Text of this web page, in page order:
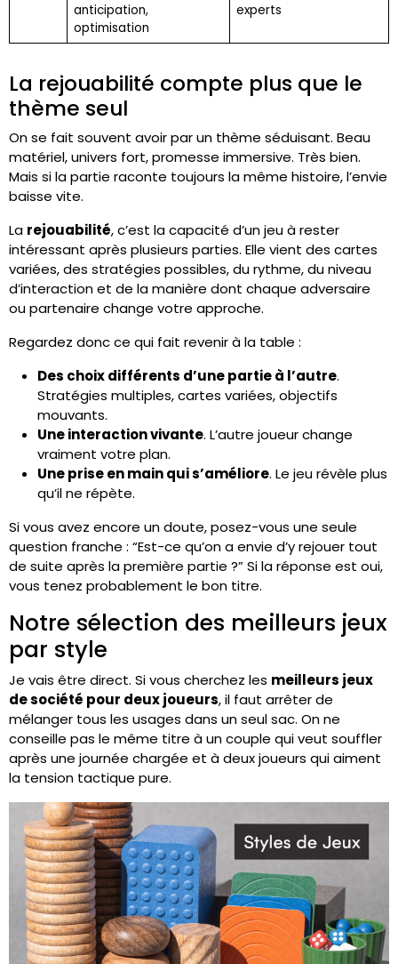
anticipation,
optimisation
experts
La rejouabilité compte plus que le
thème seul
On se fait souvent avoir par un thème séduisant. Beau
matériel, univers fort, promesse immersive. Très bien.
Mais si la partie raconte toujours la même histoire, l’envie
baisse vite.
La rejouabilité, c’est la capacité d’un jeu à rester
intéressant après plusieurs parties. Elle vient des cartes
variées, des stratégies possibles, du rythme, du niveau
d’interaction et de la manière dont chaque adversaire
ou partenaire change votre approche.
Regardez donc ce qui fait revenir à la table :
Des choix différents d’une partie à l’autre.
Stratégies multiples, cartes variées, objectifs
mouvants.
Une interaction vivante. L’autre joueur change
vraiment votre plan.
Une prise en main qui s’améliore. Le jeu révèle plus
qu’il ne répète.
Si vous avez encore un doute, posez-vous une seule
question franche : “Est-ce qu’on a envie d’y rejouer tout
de suite après la première partie ?” Si la réponse est oui,
vous tenez probablement le bon titre.
Notre sélection des meilleurs jeux
par style
Je vais être direct. Si vous cherchez les meilleurs jeux
de société pour deux joueurs, il faut arrêter de
mélanger tous les usages dans un seul sac. On ne
conseille pas le même titre à un couple qui veut souffler
après une journée chargée et à deux joueurs qui aiment
la tension tactique pure.